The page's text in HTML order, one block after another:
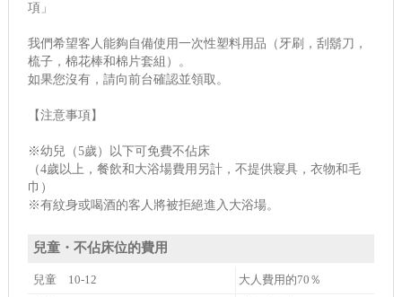
項」
我們希望客人能夠自備使用一次性塑料用品（牙刷，刮鬍刀，
梳子，棉花棒和棉片套組）。
如果您沒有，請向前台確認並領取。
【注意事項】
※幼兒（5歲）以下可免費不佔床
（4歲以上，餐飲和大浴場費用另計，不提供寢具，衣物和毛
巾）
※有紋身或喝酒的客人將被拒絕進入大浴場。
兒童・不佔床位的費用
兒童 10-12 大人費用的70％